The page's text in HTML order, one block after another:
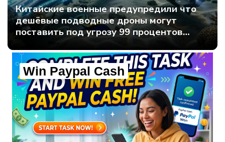
Китайские военные предупредили что
дешёвые подводные дроны могут
поставить под угрозу 99 процентов
мирового интернет-трафика - Интернет
технологии.
Win Paypal Cash